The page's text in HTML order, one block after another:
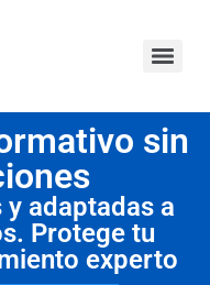
sin
adaptadas a
Protege tu
experto